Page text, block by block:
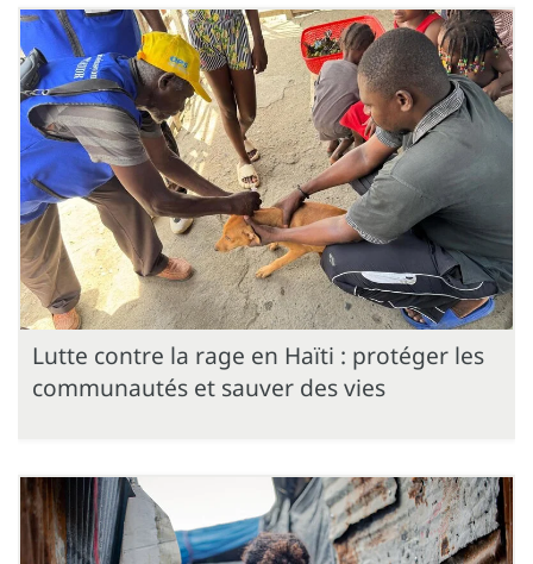
Lutte contre la rage en Haïti : protéger les
communautés et sauver des vies